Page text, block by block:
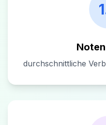
durchschnittliche